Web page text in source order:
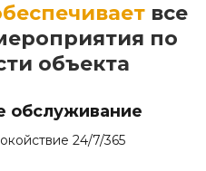
все
по
объекта
обслуживание
24/7/365